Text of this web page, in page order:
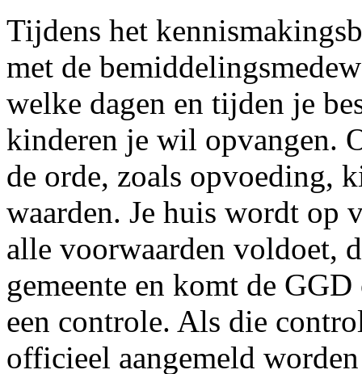
Tijdens het
met de
welke dagen en tijden je
kinderen je wil opvangen.
de orde, zoals opvoeding,
waarden. Je huis wordt op
alle voorwaarden voldoet,
gemeente en komt de
een controle. Als die
officieel aangemeld